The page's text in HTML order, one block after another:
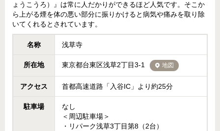
ょうこうろ）』は常に人だかりができるほど人気です。そこか
ら上がる煙を体の悪い部分に振りかけると病気や痛みを取り除
いてくれるとされています。
名称 浅草寺
所在地 東京都台東区浅草2丁目3-1 地図
アクセス 首都高速道路「入谷IC」より約25分
駐車場
なし
＜周辺駐車場＞
・リパーク浅草3丁目第8（2台）